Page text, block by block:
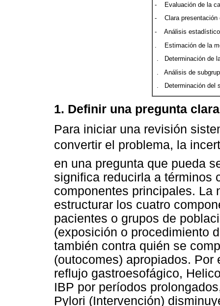
- Evaluación de la
- Clara presentación
- Análisis estadístico
. Estimación de la
. Determinación de
. Análisis de
. Determinación del
1. Definir una pregunta
Para iniciar una revisión
convertir el problema, la
en una pregunta que pueda
significa reducirla a términos
componentes principales. La
estructurar los cuatro
pacientes o grupos de
(exposición o procedimiento
también contra quién se
(outocomes) apropiados.
reflujo gastroesofágico,
IBP por períodos
Pylori (Intervención)